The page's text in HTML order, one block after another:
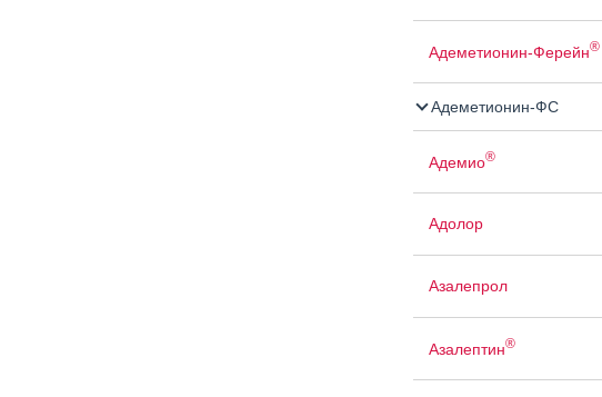
Адеметионин-Ферейн®
Адеметионин-ФС
Адемио®
Адолор
Азалепрол
Азалептин®